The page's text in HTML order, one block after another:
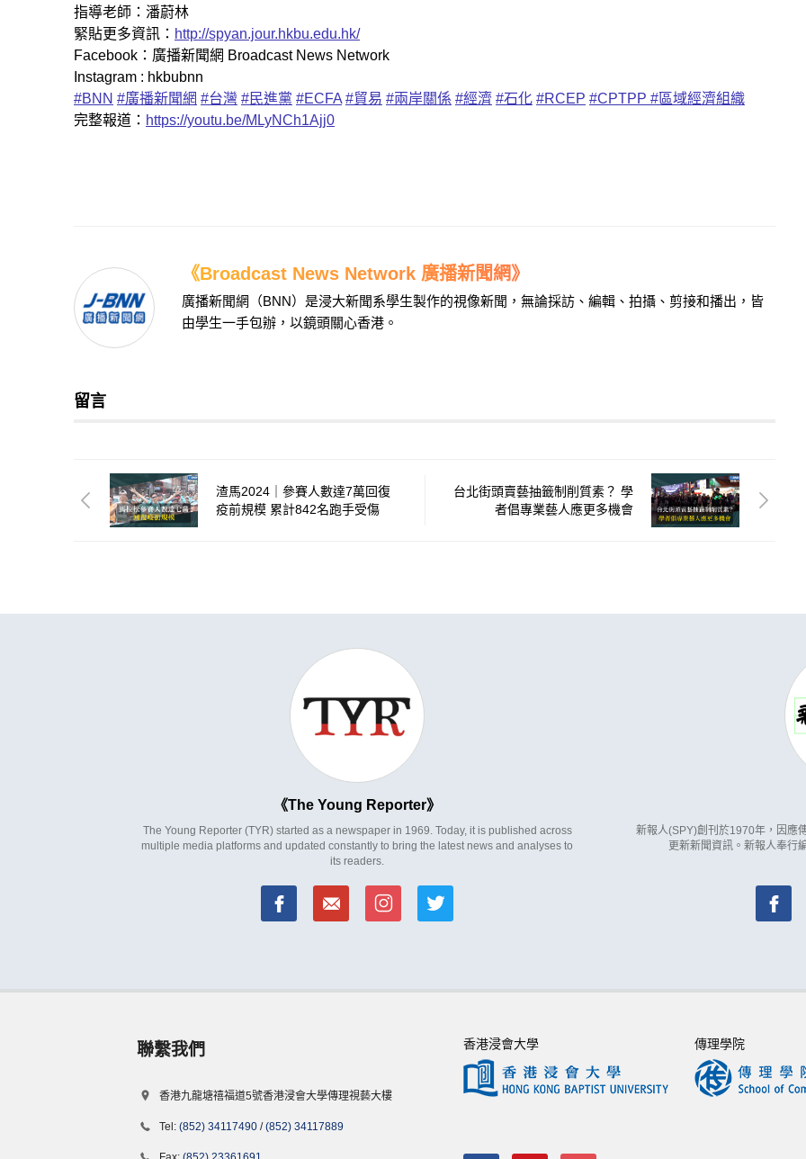
指導老師：潘蔚林
緊貼更多資訊： http://spyan.jour.hkbu.edu.hk/
Facebook：廣播新聞網 Broadcast News Network
Instagram : hkbubnn
#BNN #廣播新聞網 #台灣 #民進黨 #ECFA #貿易 #兩岸關係 #經濟 #石化 #RCEP #CPTPP #區域經濟組織
完整報道： https://youtu.be/MLyNCh1Ajj0
《Broadcast News Network 廣播新聞網》
廣播新聞網（BNN）是浸大新聞系學生製作的視像新聞，無論採訪、編輯、拍攝、剪接和播出，皆
由學生一手包辦，以鏡頭關心香港。
留言
渣馬2024｜參賽人數達7萬回復
疫前規模 累計842名跑手受傷
台北街頭賣藝抽籤制削質素？ 學
者倡專業藝人應更多機會
The Young Reporter
The Young Reporter (TYR) started as a newspaper in 1969. Today, it is published across
multiple media platforms and updated constantly to bring the latest news and analyses to
its readers.
新報人(SPY)創刊於1970年，因應
更新新聞資訊。新報人奉行
聯繫我們
香港九龍塘禧福道5號香港浸會大學傳理視藝大樓
Tel: (852) 34117490 /(852) 34117889
香港浸會大學 傳理學院